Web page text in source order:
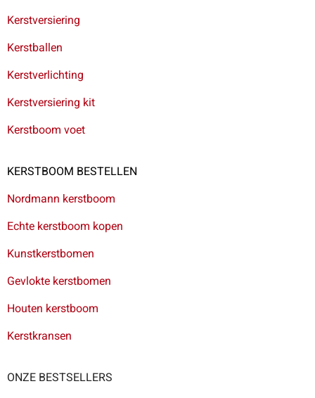
Kerstversiering
Kerstballen
Kerstverlichting
Kerstversiering kit
Kerstboom voet
KERSTBOOM BESTELLEN
Nordmann kerstboom
Echte kerstboom kopen
Kunstkerstbomen
Gevlokte kerstbomen
Houten kerstboom
Kerstkransen
ONZE BESTSELLERS